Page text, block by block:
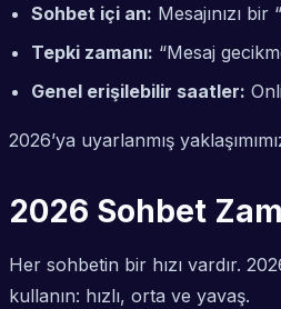
Sohbet içi an: Mesajınızı
Tepki zamanı: “Mesaj
Genel erişilebilir saatler:
2026’ya uyarlanmış
2026 Sohbet
Her sohbetin bir hızı vardır.
kullanın: hızlı, orta ve yavaş.